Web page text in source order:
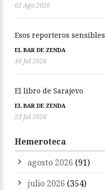
02 Ago 2026
Esos reporteros sensibles
EL BAR DE ZENDA
30 Jul 2026
El libro de Sarajevo
EL BAR DE ZENDA
23 Jul 2026
Hemeroteca
agosto 2026 (91)
julio 2026 (354)